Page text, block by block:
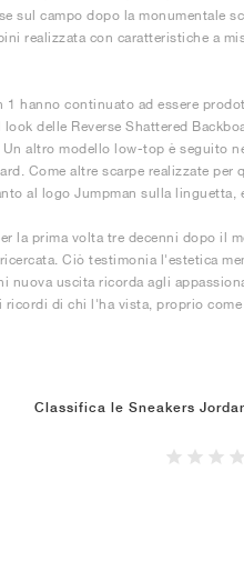
sul campo dopo la monumentale
realizzata con caratteristiche a
1 hanno continuato ad essere
delle Reverse Shattered
altro modello low-top è seguito
Come altre scarpe realizzate
al logo Jumpman sulla
la prima volta tre decenni dopo il
Ciò testimonia l'estetica
nuova uscita ricorda agli
di chi l'ha vista, proprio come
Classifica le Sneakers